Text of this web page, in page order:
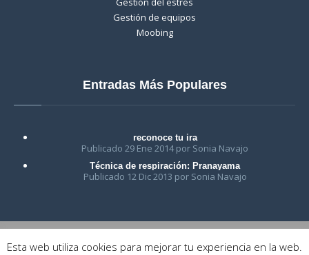
Gestión de equipos
Moobing
Entradas Más Populares
reconoce tu ira
Publicado 29 Ene 2014 por Sonia Navajo
Técnica de respiración: Pranayama
Publicado 12 Dic 2013 por Sonia Navajo
Esta web utiliza cookies para mejorar tu experiencia en la web.